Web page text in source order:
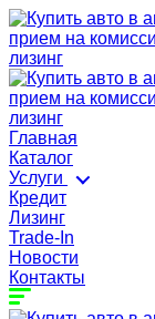
Главная
Каталог
Услуги
Кредит
Лизинг
Trade-In
Новости
Контакты